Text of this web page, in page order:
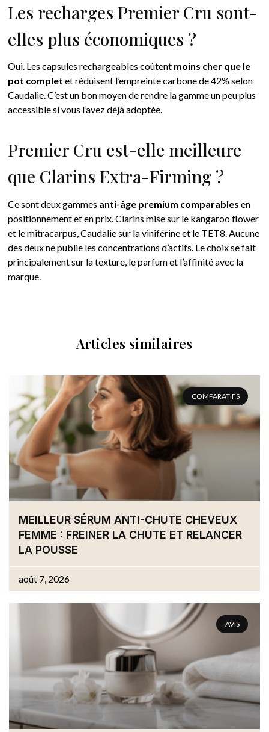
Les recharges Premier Cru sont-
elles plus économiques ?
Oui. Les capsules rechargeables coûtent moins cher que le
pot complet et réduisent l’empreinte carbone de 42% selon
Caudalie. C’est un bon moyen de rendre la gamme un peu plus
accessible si vous l’avez déjà adoptée.
Premier Cru est-elle meilleure
que Clarins Extra-Firming ?
Ce sont deux gammes anti-âge premium comparables en
positionnement et en prix. Clarins mise sur le kangaroo flower
et le mitracarpus, Caudalie sur la viniférine et le TET8. Aucune
des deux ne publie les concentrations d’actifs. Le choix se fait
principalement sur la texture, le parfum et l’affinité avec la
marque.
Articles similaires
COMPARATIFS
MEILLEUR SÉRUM ANTI-CHUTE CHEVEUX
FEMME : FREINER LA CHUTE ET RELANCER
LA POUSSE
août 7, 2026
AVIS